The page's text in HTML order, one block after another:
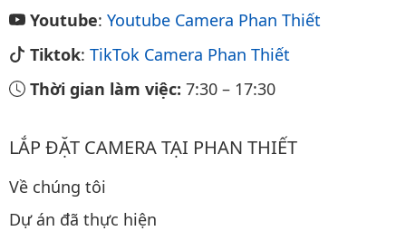
Youtube: Youtube Camera Phan Thiết
Tiktok: TikTok Camera Phan Thiết
Thời gian làm việc: 7:30 – 17:30
LẮP ĐẶT CAMERA TẠI PHAN THIẾT
Về chúng tôi
Dự án đã thực hiện